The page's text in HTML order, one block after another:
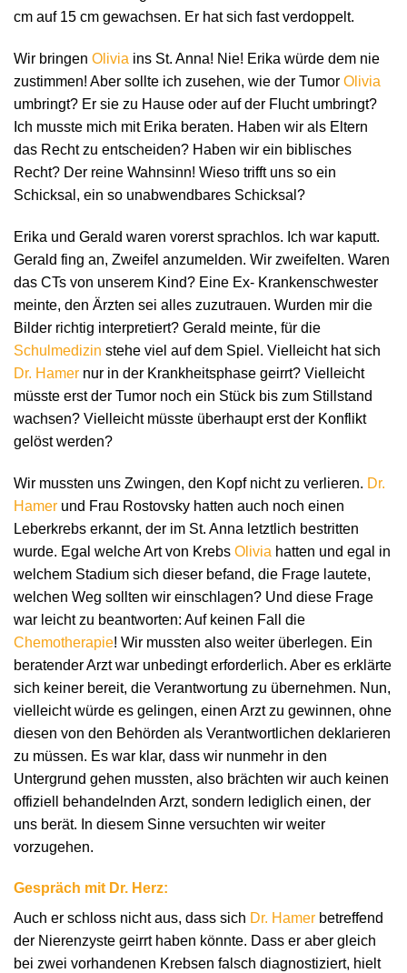
cm auf 15 cm gewachsen. Er hat sich fast verdoppelt.
Wir bringen Olivia ins St. Anna! Nie! Erika würde dem nie
zustimmen! Aber sollte ich zusehen, wie der Tumor Olivia
umbringt? Er sie zu Hause oder auf der Flucht umbringt?
Ich musste mich mit Erika beraten. Haben wir als Eltern
das Recht zu entscheiden? Haben wir ein biblisches
Recht? Der reine Wahnsinn! Wieso trifft uns so ein
Schicksal, ein so unabwendbares Schicksal?
Erika und Gerald waren vorerst sprachlos. Ich war kaputt.
Gerald fing an, Zweifel anzumelden. Wir zweifelten. Waren
das CTs von unserem Kind? Eine Ex- Krankenschwester
meinte, den Ärzten sei alles zuzutrauen. Wurden mir die
Bilder richtig interpretiert? Gerald meinte, für die
Schulmedizin stehe viel auf dem Spiel. Vielleicht hat sich
Dr. Hamer nur in der Krankheitsphase geirrt? Vielleicht
müsste erst der Tumor noch ein Stück bis zum Stillstand
wachsen? Vielleicht müsste überhaupt erst der Konflikt
gelöst werden?
Wir mussten uns Zwingen, den Kopf nicht zu verlieren. Dr.
Hamer und Frau Rostovsky hatten auch noch einen
Leberkrebs erkannt, der im St. Anna letztlich bestritten
wurde. Egal welche Art von Krebs Olivia hatten und egal in
welchem Stadium sich dieser befand, die Frage lautete,
welchen Weg sollten wir einschlagen? Und diese Frage
war leicht zu beantworten: Auf keinen Fall die
Chemotherapie! Wir mussten also weiter überlegen. Ein
beratender Arzt war unbedingt erforderlich. Aber es erklärte
sich keiner bereit, die Verantwortung zu übernehmen. Nun,
vielleicht würde es gelingen, einen Arzt zu gewinnen, ohne
diesen von den Behörden als Verantwortlichen deklarieren
zu müssen. Es war klar, dass wir nunmehr in den
Untergrund gehen mussten, also brächten wir auch keinen
offiziell behandelnden Arzt, sondern lediglich einen, der
uns berät. In diesem Sinne versuchten wir weiter
vorzugehen.
Gespräch mit Dr. Herz:
Auch er schloss nicht aus, dass sich Dr. Hamer betreffend
der Nierenzyste geirrt haben könnte. Dass er aber gleich
bei zwei vorhandenen Krebsen falsch diagnostiziert, hielt